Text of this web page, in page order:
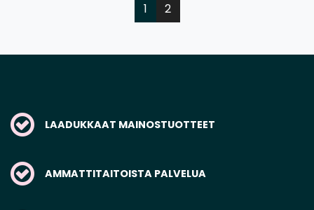
1 2
LAADUKKAAT MAINOSTUOTTEET
AMMATTITAITOISTA PALVELUA